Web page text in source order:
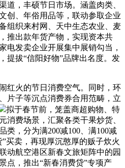
，丰硕节日市场。涵盖肉类、
创、年俗用品等，联动参取企业
组织来村网、天中生态农业、麦
推出款年货产物，实现资本共
电发卖企业开展集中展销勾当，
提拔“信阳好物”品牌出名度。发
火的节日消费空气。同时，环
片子等沉点消费券合用范畴，立
拟于春节前，笼盖商超购物、特
消费场景，汇聚各类干果炒货、
类，分为满200减100、满100减
买卖，再现厚沉憨厚的贩子炊火
动航空港区新春文旅矩阵中的园
点，推出“新春消费贷”专项产